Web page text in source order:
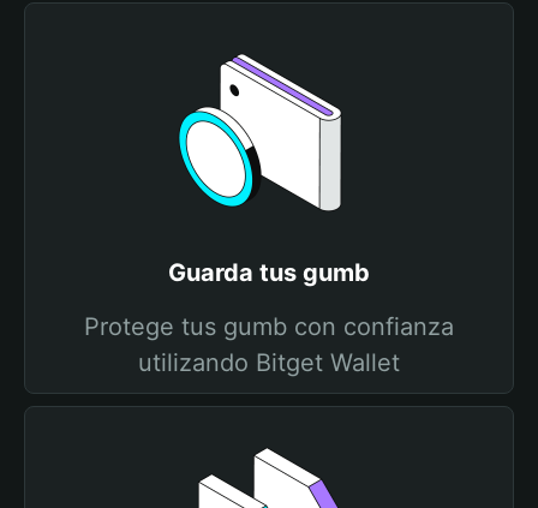
Guarda tus gumb
Protege tus gumb con confianza
utilizando Bitget Wallet